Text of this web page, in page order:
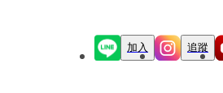
加入 追蹤